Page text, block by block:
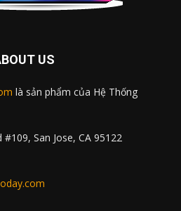
US
là sản phẩm của Hệ Thống
San Jose, CA 95122